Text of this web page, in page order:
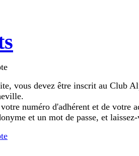
vous devez être inscrit au Club
numéro d'adhérent et de votre
et un mot de passe, et